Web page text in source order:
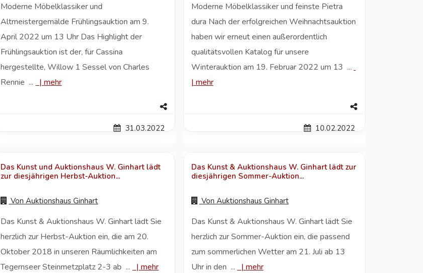
Moderne Möbelklassiker und
Altmeistergemälde Frühlingsauktion am 9.
April 2022 um 13 Uhr Das Highlight der
Frühlingsauktion ist der, für Cassina
hergestellte, Willow 1 Sessel von Charles
Rennie ...
|mehr
31.03.2022
Moderne Möbelklassiker und feinste Pietra
dura Nach der erfolgreichen Weihnachtsauktion
haben wir erneut einen außerordentlich
qualitätsvollen Katalog für unsere
Winterauktion am 19. Februar 2022 um 13 ...
| mehr
10.02.2022
Das Kunst und Auktionshaus W. Ginhart lädt
zur diesjährigen Herbst-Auktion...
VonAuktionshaus Ginhart
Das Kunst & Auktionshaus W. Ginhart lädt Sie
herzlich zur Herbst-Auktion ein, die am 20.
Oktober 2018 in unseren Räumlichkeiten am
Tegernseer Steinmetzplatz 2-3 ab ...
|mehr
Das Kunst & Auktionshaus W. Ginhart lädt zur
diesjährigen Sommer-Auktion...
Von Auktionshaus Ginhart
Das Kunst & Auktionshaus W. Ginhart lädt Sie
herzlich zur Sommer-Auktion ein, die passend
zum sommerlichen Wetter am 21. Juli ab 13
Uhr in den ...
| mehr